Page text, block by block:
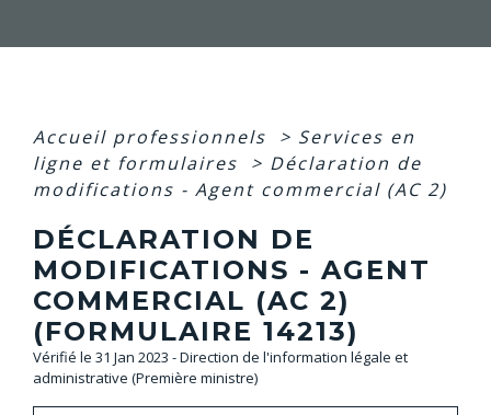
Accueil professionnels > Services en
ligne et formulaires
> Déclaration de
modifications - Agent commercial (AC 2)
DÉCLARATION DE
MODIFICATIONS - AGENT
COMMERCIAL (AC 2)
(FORMULAIRE 14213)
Vérifié le 31 Jan 2023 - Direction de l'information légale et
administrative (Première ministre)